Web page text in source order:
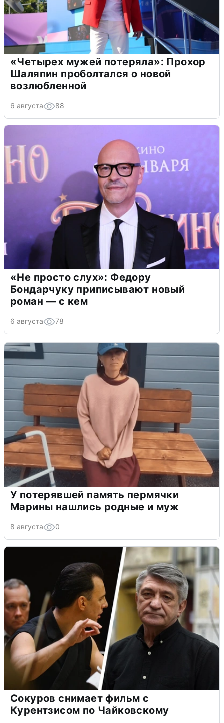
«Четырех мужей потеряла»: Прохор
Шаляпин проболтался о новой
возлюбленной
6 августа 88
«Не просто слух»: Федору
Бондарчуку приписывают новый
роман — с кем
6 августа 78
У потерявшей память пермячки
Марины нашлись родные и муж
8 августа 0
Сокуров снимает фильм с
Курентзисом по Чайковскому